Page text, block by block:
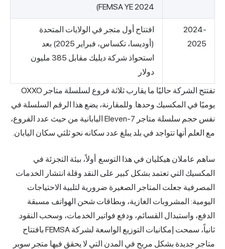
أول متجر في الولايات المتحدة
(أوديسا، تكساس، فبراير 2025) بعد
استحواذ شركة ديليك مقابل 385 مليون
تفتتح الشركة حاليًا ما يقارب ثلاثة فروع لسلسلة متاجر OXXO
وللمقارنة، يضع هذا الرقم السلسلة في
نفس حجم سلسلة متاجر 7-Eleven اليابانية من حيث عدد الفروع،
بلد يبلغ عدد سكانه نحو ثلثي سكان اليابان.
هذا التوسع. أولاً، بيئة التجزئة في
كبير على النقد وقلة انتشار الخدمات
الصغيرة ضرورية لتلبية الاحتياجات
وبطاقات شحن الهواتف مسبقة
ودفع فواتير الخدمات، وسحب النقود.
ثانياً، سمحت إمكانيات التوزيع الواسعة لشركة FEMSA بافتتاح
في المدن التي لا يحقق فيها متجر سوبر